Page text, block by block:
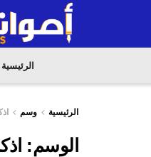
الرئيسية
الرئيسية وسم
الوسم: